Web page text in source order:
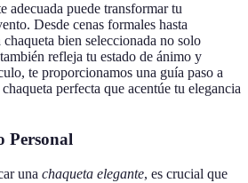
adecuada puede transformar tu
Desde cenas formales hasta
bien seleccionada no solo
refleja tu estado de ánimo y
te proporcionamos una guía paso a
perfecta que acentúe tu elegancia
Personal
una chaqueta elegante, es crucial que